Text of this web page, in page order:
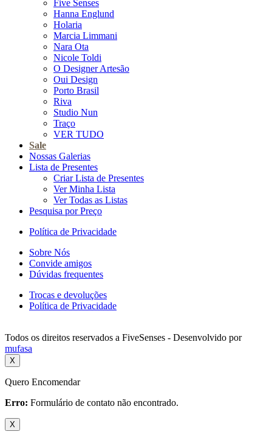
Five Senses
Hanna Englund
Holaria
Marcia Limmani
Nara Ota
Nicole Toldi
O Designer Artesão
Oui Design
Porto Brasil
Riva
Studio Nun
Traço
VER TUDO
Sale
Nossas Galerias
Lista de Presentes
Criar Lista de Presentes
Ver Minha Lista
Ver Todas as Listas
Pesquisa por Preço
Política de Privacidade
Sobre Nós
Convide amigos
Dúvidas frequentes
Trocas e devoluções
Política de Privacidade
Todos os direitos reservados a FiveSenses - Desenvolvido por
mufasa
X
Quero Encomendar
Erro: Formulário de contato não encontrado.
X